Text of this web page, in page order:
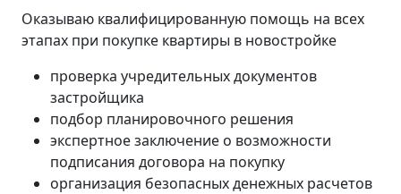
Оказываю квалифицированную помощь на всех
этапах при покупке квартиры в новостройке
проверка учредительных документов
застройщика
подбор планировочного решения
экспертное заключение о возможности
подписания договора на покупку
организация безопасных денежных расчетов